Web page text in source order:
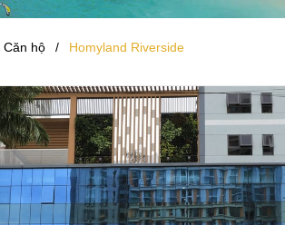
Căn hộ / Homyland Riverside